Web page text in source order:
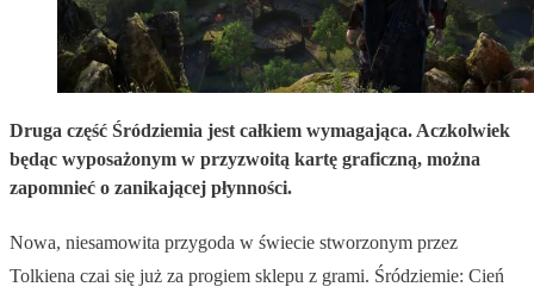
Druga część Śródziemia jest całkiem wymagająca. Aczkolwiek
będąc wyposażonym w przyzwoitą kartę graficzną, można
zapomnieć o zanikającej płynności.
Nowa, niesamowita przygoda w świecie stworzonym przez
Tolkiena czai się już za progiem sklepu z grami. Śródziemie: Cień